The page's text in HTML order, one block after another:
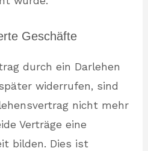
Geschäfte
durch ein Darlehen
widerrufen, sind
nicht mehr
Verträge eine
bilden. Dies ist